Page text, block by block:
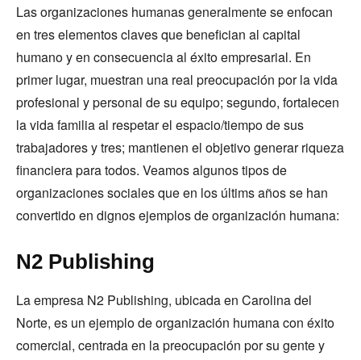
Las organizaciones humanas generalmente se enfocan
en tres elementos claves que benefician al capital
humano y en consecuencia al éxito empresarial. En
primer lugar, muestran una real preocupación por la vida
profesional y personal de su equipo; segundo, fortalecen
la vida familia al respetar el espacio/tiempo de sus
trabajadores y tres; mantienen el objetivo generar riqueza
financiera para todos. Veamos algunos tipos de
organizaciones sociales que en los últims años se han
convertido en dignos ejemplos de organización humana:
N2 Publishing
La empresa N2 Publishing, ubicada en Carolina del
Norte, es un ejemplo de organización humana con éxito
comercial, centrada en la preocupación por su gente y